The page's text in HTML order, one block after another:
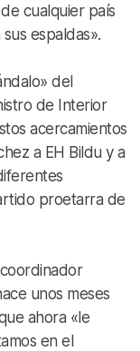
cualquier país
espaldas».
del
de Interior
acercamientos
a EH Bildu y a
proetarra de
unos meses
ahora «le
en el